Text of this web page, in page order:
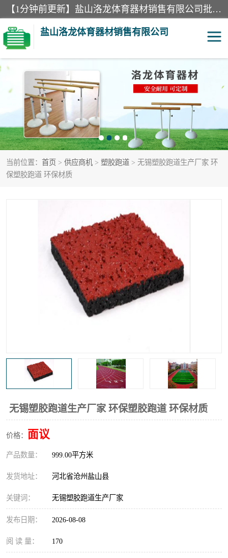
【1分钟前更新】盐山洛龙体育器材销售有限公司批量供应：300米障碍器材、400米障碍器材、部队训练器材、双杠、体操垫、舞蹈把杆等产品。盐山洛龙体育器材销售有限公司经过多年的发展，集研发，生产，销售，售后服务为一体. 奉行“质量，信誉，服务”的宗旨，以开拓创新的精神和真诚守信的态度积极进取。
盐山洛龙体育器材销售有限公司
当前位置： 首页 > 供应商机 > 塑胶跑道 > 无锡塑胶跑道生产厂家 环
保塑胶跑道 环保材质
无锡塑胶跑道生产厂家 环保塑胶跑道 环保材质
价格： 面议
产品数量： 999.00平方米
发货地址： 河北省沧州盐山县
关键词： 无锡塑胶跑道生产厂家
发布日期： 2026-08-08
阅 读 量： 170
单双杠 舞蹈把杆
400米障碍器材 体操垫
300米障碍器材 攀爬架
塑胶跑道 400米障碍器材1